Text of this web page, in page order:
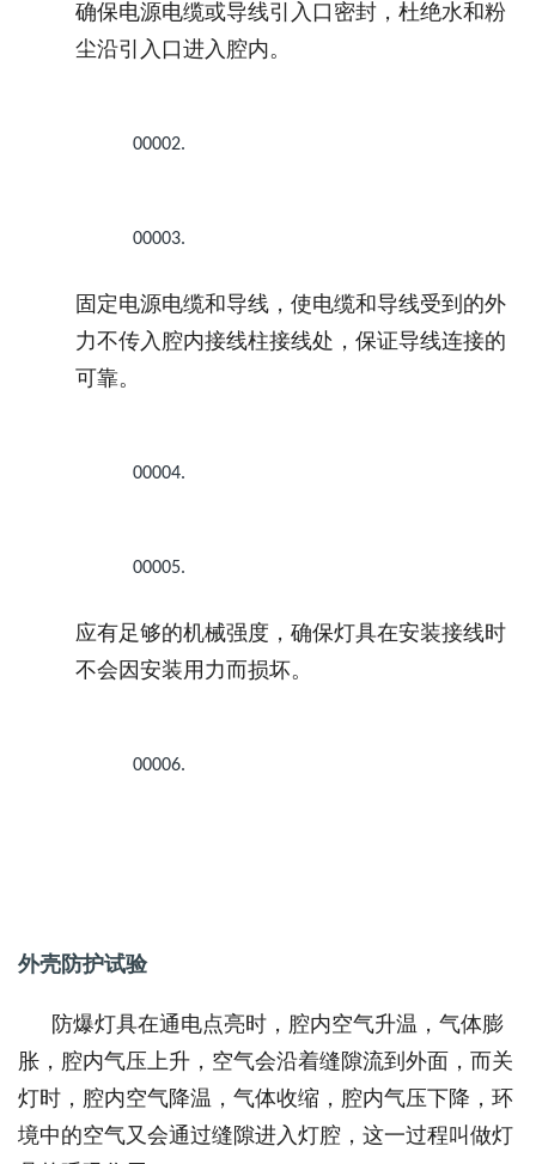
确保电源电缆或导线引入口密封，杜绝水和粉
尘沿引入口进入腔内。
00002.
00003.
固定电源电缆和导线，使电缆和导线受到的外
力不传入腔内接线柱接线处，保证导线连接的
可靠。
00004.
00005.
应有足够的机械强度，确保灯具在安装接线时
不会因安装用力而损坏。
00006.
外壳防护试验
防爆灯具在通电点亮时，腔内空气升温，气体膨
胀，腔内气压上升，空气会沿着缝隙流到外面，而关
灯时，腔内空气降温，气体收缩，腔内气压下降，环
境中的空气又会通过缝隙进入灯腔，这一过程叫做灯